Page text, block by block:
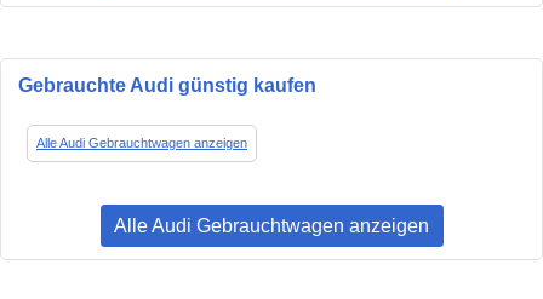
Gebrauchte Audi günstig kaufen
Alle Audi Gebrauchtwagen anzeigen
Alle Audi Gebrauchtwagen anzeigen